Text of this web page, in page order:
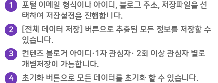
1
포털 이메일 형식이나 아이디, 블로그 주소, 저장파일을 선
택하여 저장설정을 진행합니다.
2
[전체 데이터 저장] 버튼으로 추출된 모든 정보를 저장할 수
있습니다.
3
컨텐츠 블로거 아이디·1차 관심자· 2회 이상 관심자 별로
개별저장이 가능합니다.
4 초기화 버튼으로 모든 데이터를 초기화 할 수 있습니다.